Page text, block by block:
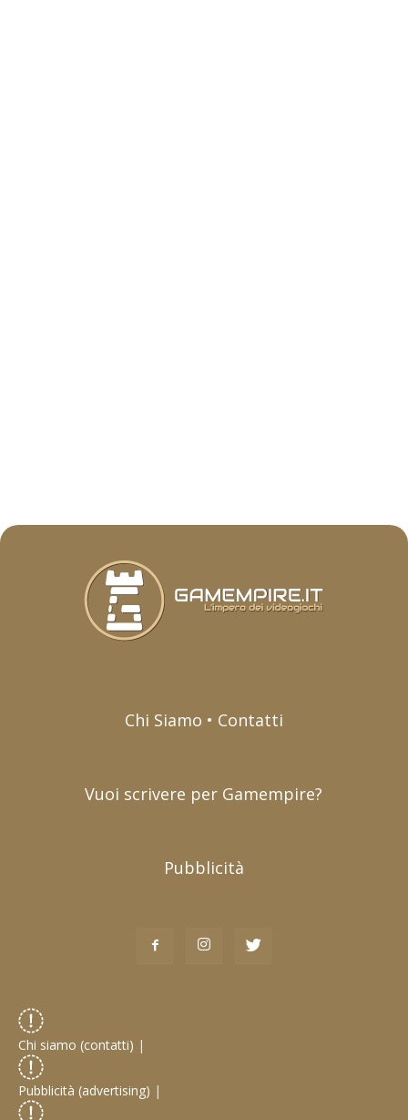
Chi Siamo • Contatti
Vuoi scrivere per Gamempire?
Pubblicità
Chi siamo (contatti) |
Pubblicità (advertising) |